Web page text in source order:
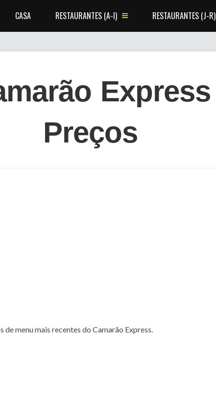
CASA RESTAURANTES (A-I) RESTAURANTES (J-R)
Express
Preços
de menu mais recentes do Camarão Express.